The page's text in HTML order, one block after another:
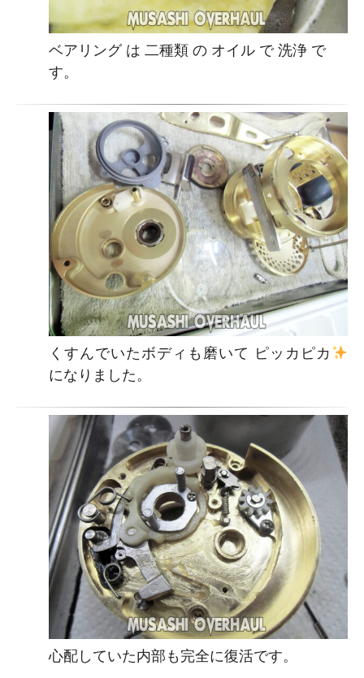
ベアリング は 二種類 の オイル で 洗浄 で
す。
くすんでいたボディも磨いて ピッカピカ
になりました。
心配していた内部も完全に復活です。